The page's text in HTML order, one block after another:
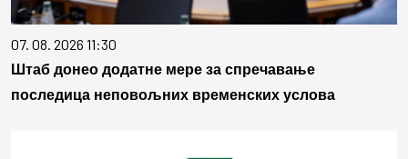
07. 08. 2026 11:30
Штаб донео додатне мере за спречавање
последица неповољних временских услова